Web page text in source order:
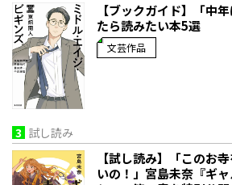
【ブックガイド】「中
たら読みたい本5選
文芸作品
3 試し読み
【試し読み】「このお
いの！」宮島未奈『ギ